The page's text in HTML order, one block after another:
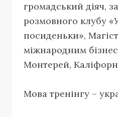
громадський діяч,
розмовного клубу
посиденьки»,
міжнародним
Монтерей,
Мова тренінгу –